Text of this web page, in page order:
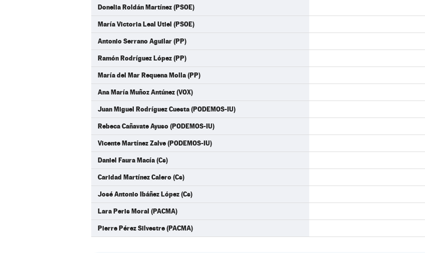
Donelia Roldán Martínez (PSOE)
María Victoria Leal Utiel (PSOE)
Antonio Serrano Aguilar (PP)
Ramón Rodríguez López (PP)
María del Mar Requena Molla (PP)
Ana María Muñoz Antúnez (VOX)
Juan Miguel Rodríguez Cuesta (PODEMOS-IU)
Rebeca Cañavate Ayuso (PODEMOS-IU)
Vicente Martínez Zalve (PODEMOS-IU)
Daniel Faura Macía (Cs)
Caridad Martínez Calero (Cs)
José Antonio Ibáñez López (Cs)
Lara Peris Moral (PACMA)
Pierre Pérez Silvestre (PACMA)